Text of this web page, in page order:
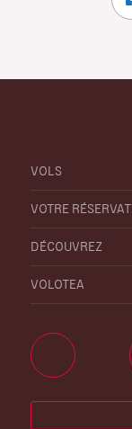
VOLS
VOTRE
DÉCOUVREZ
VOLOTEA